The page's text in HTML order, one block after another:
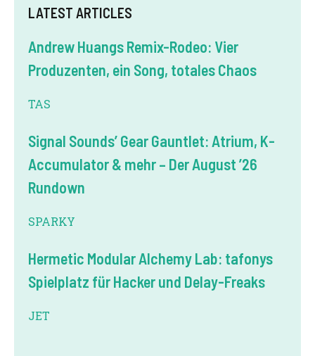
LATEST ARTICLES
Andrew Huangs Remix-Rodeo: Vier
Produzenten, ein Song, totales Chaos
TAS
Signal Sounds’ Gear Gauntlet: Atrium, K-
Accumulator & mehr – Der August ’26
Rundown
SPARKY
Hermetic Modular Alchemy Lab: tafonys
Spielplatz für Hacker und Delay-Freaks
JET